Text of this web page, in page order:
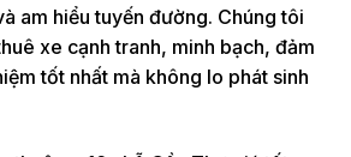
am hiểu tuyến đường. Chúng tôi
xe cạnh tranh, minh bạch, đảm
tốt nhất mà không lo phát sinh